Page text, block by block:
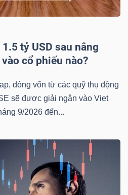
tỷ USD sau nâng
vào cổ phiếu nào?
dòng vốn từ các quỹ thụ động
sẽ được giải ngân vào Viet
9/2026 đến...